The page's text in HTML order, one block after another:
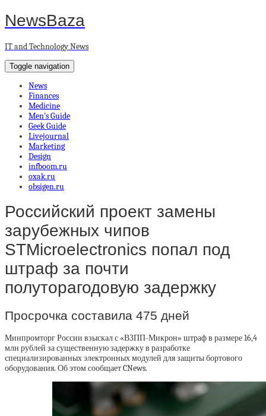
NewsBaza
IT and Technology News
Toggle navigation
News
Finances
Medicine
Men’s Guide
Geek Guide
Livejournal
Marketing
Design
infboom.ru
oxak.ru
obsigen.ru
Российский проект замены
зарубежных чипов
STMicroelectronics попал под
штраф за почти
полуторагодовую задержку
Просрочка составила 475 дней
Минпромторг России взыскал с «ВЗПП-Микрон» штраф в размере 16,4
млн рублей за существенную задержку в разработке
специализированных электронных модулей для защиты бортового
оборудования. Об этом сообщает CNews.